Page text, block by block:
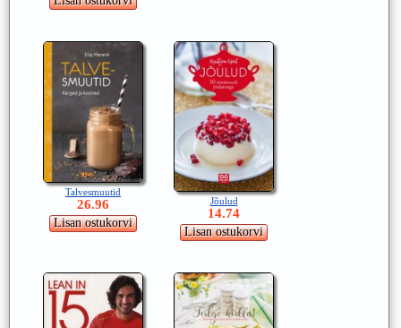
Talvesmuutid
26.96 Jõulud
14.74